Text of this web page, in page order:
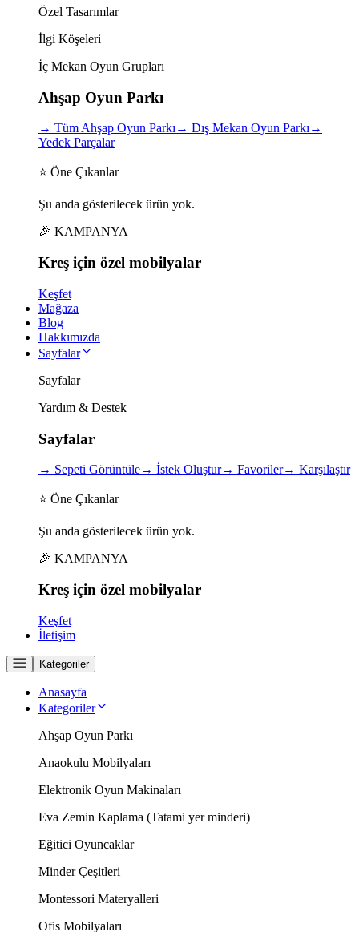
Özel Tasarımlar
İlgi Köşeleri
İç Mekan Oyun Grupları
Ahşap Oyun Parkı
→ Tüm Ahşap Oyun Parkı→ Dış Mekan Oyun Parkı→
Yedek Parçalar
⭐ Öne Çıkanlar
Şu anda gösterilecek ürün yok.
🎉 KAMPANYA
Kreş için özel mobilyalar
Keşfet
Mağaza
Blog
Hakkımızda
Sayfalar
Sayfalar
Yardım & Destek
Sayfalar
→ Sepeti Görüntüle→ İstek Oluştur→ Favoriler→ Karşılaştır
⭐ Öne Çıkanlar
Şu anda gösterilecek ürün yok.
🎉 KAMPANYA
Kreş için özel mobilyalar
Keşfet
İletişim
Kategoriler
Anasayfa
Kategoriler
Ahşap Oyun Parkı
Anaokulu Mobilyaları
Elektronik Oyun Makinaları
Eva Zemin Kaplama (Tatami yer minderi)
Eğitici Oyuncaklar
Minder Çeşitleri
Montessori Materyalleri
Ofis Mobilyaları